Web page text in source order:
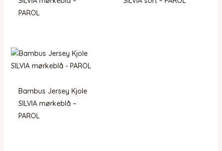
PAROL
Bambus Jersey Kjole
SILVIA mørkeblå –
PAROL